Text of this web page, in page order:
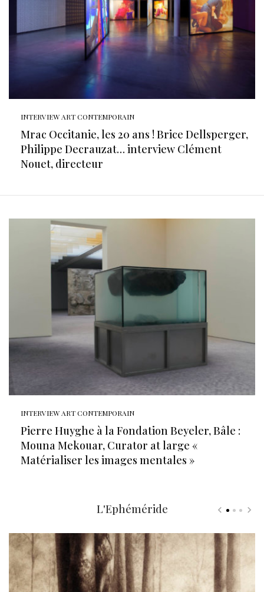
INTERVIEW ART CONTEMPORAIN
Mrac Occitanie, les 20 ans ! Brice Dellsperger,
Philippe Decrauzat… interview Clément
Nouet, directeur
INTERVIEW ART CONTEMPORAIN
Pierre Huyghe à la Fondation Beyeler, Bâle :
Mouna Mekouar, Curator at large «
Matérialiser les images mentales »
L'Ephéméride